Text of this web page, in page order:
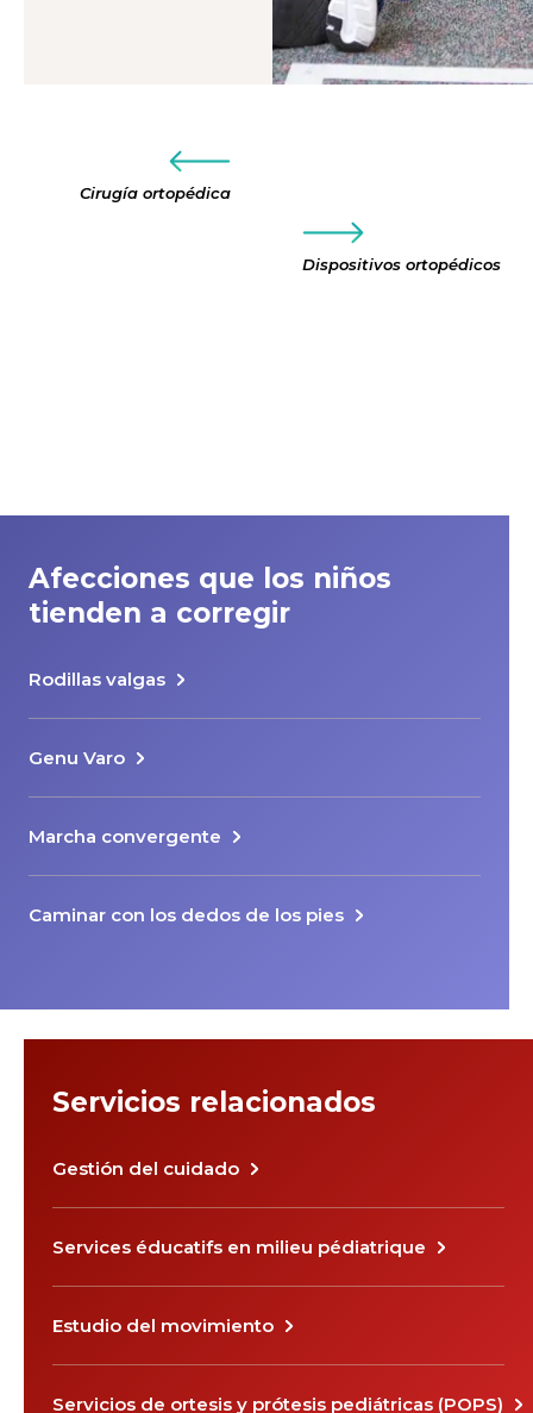
Cirugía ortopédica
Dispositivos ortopédicos
Afecciones que los niños
tienden a corregir
Rodillas valgas
Genu Varo
Marcha convergente
Caminar con los dedos de los pies
Servicios relacionados
Gestión del cuidado
Services éducatifs en milieu pédiatrique
Estudio del movimiento
Servicios de ortesis y prótesis pediátricas (POPS)